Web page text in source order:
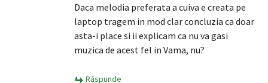
Daca melodia preferata a cuiva e creata pe
laptop tragem in mod clar concluzia ca doar
asta-i place si ii explicam ca nu va gasi
muzica de acest fel in Vama, nu?
Răspunde